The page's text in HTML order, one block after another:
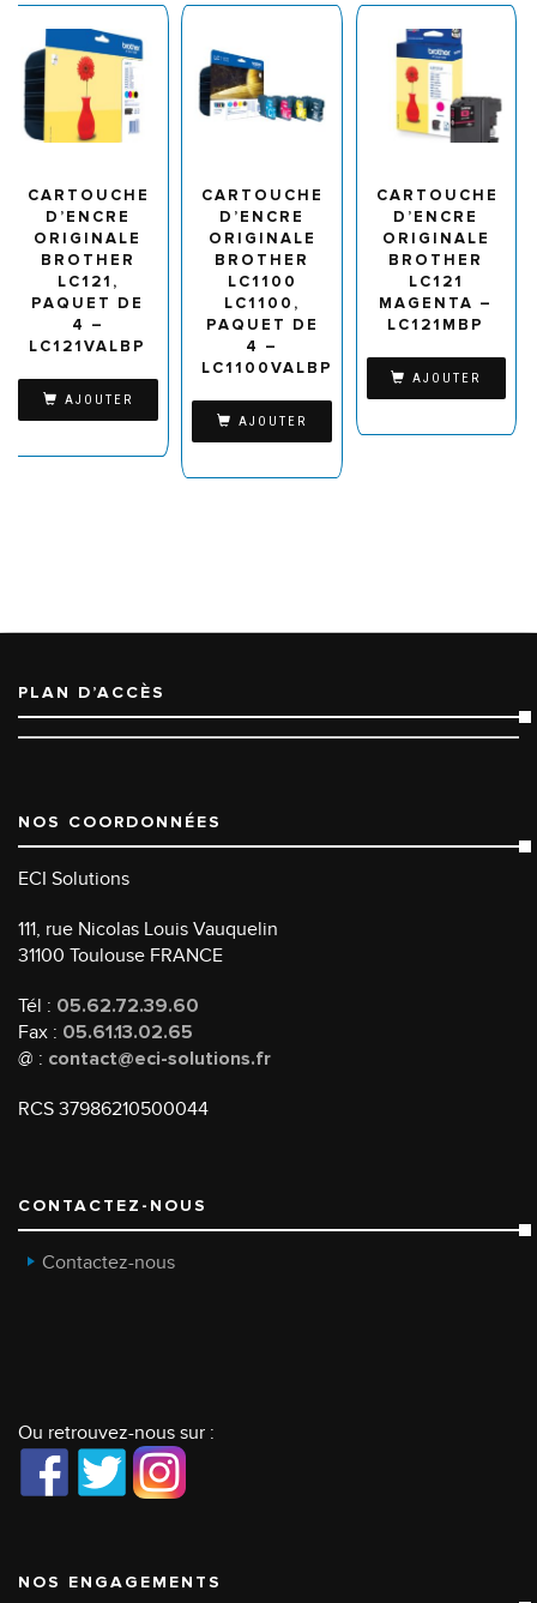
CARTOUCHE
D’ENCRE
ORIGINALE
BROTHER
LC121,
PAQUET DE
4 –
LC121VALBP
AJOUTER
CARTOUCHE
D’ENCRE
ORIGINALE
BROTHER
LC1100
LC1100,
PAQUET DE
4 –
LC1100VALBP
AJOUTER
CARTOUCHE
D’ENCRE
ORIGINALE
BROTHER
LC121
MAGENTA –
LC121MBP
AJOUTER
PLAN D’ACCÈS
NOS COORDONNÉES
ECI Solutions
111, rue Nicolas Louis Vauquelin
31100 Toulouse FRANCE
Tél : 05.62.72.39.60
Fax : 05.61.13.02.65
@ : contact@eci-solutions.fr
RCS 37986210500044
CONTACTEZ-NOUS
Contactez-nous
Ou retrouvez-nous sur :
NOS ENGAGEMENTS